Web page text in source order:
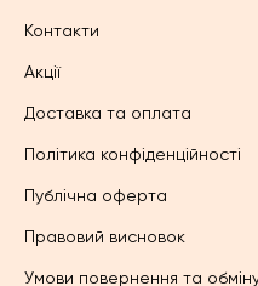
Контакти
Акції
Доставка та оплата
Політика конфіденційності
Публічна оферта
Правовий висновок
Умови повернення та